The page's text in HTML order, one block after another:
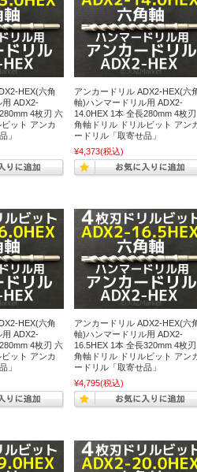
HEX(六角
用 ADX2-
4枚刃 六
ット アンカ
」
アンカードリル ADX2-HEX(六
軸)ハンマードリル用 ADX2-
14.0HEX 1本 全長280mm 4枚
角軸ドリル ドリルビット アン
ードリル「取寄せ品」
¥4,373(税込)
HEX(六角
用 ADX2-
4枚刃 六
ット アンカ
」
アンカードリル ADX2-HEX(六
軸)ハンマードリル用 ADX2-
16.5HEX 1本 全長320mm 4枚
角軸ドリル ドリルビット アン
ードリル「取寄せ品」
¥4,795(税込)